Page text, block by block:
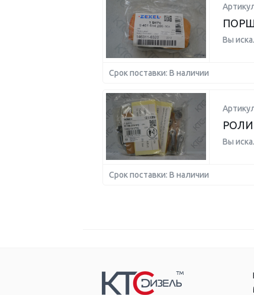
Вы
Срок поставки: В наличии
Вы
Срок поставки: В наличии